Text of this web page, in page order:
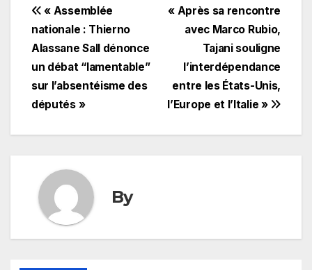
Navigation
de
l’article
« Après sa rencontre
avec Marco Rubio,
Tajani souligne
l’interdépendance
entre les États-Unis,
l’Europe et l’Italie »
« Assemblée
nationale : Thierno
Alassane Sall dénonce
un débat “lamentable”
sur l’absentéisme des
députés »
By